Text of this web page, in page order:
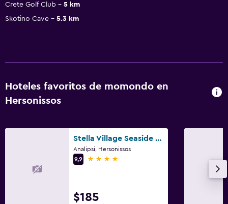
Crete Golf Club
5 km
Skotino Cave
5.3 km
Hoteles favoritos de momondo en
Hersonissos
Stella Village Seaside Hotel
Analipsi, Hersonissos
9,2
4 estrellas
$185